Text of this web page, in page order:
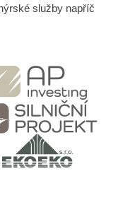
služby napříč